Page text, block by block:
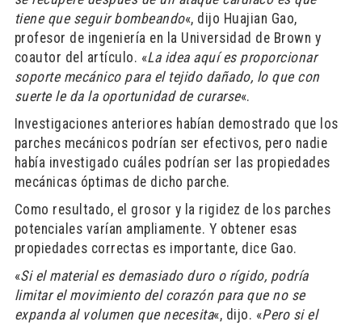
tiene que seguir bombeando«, dijo Huajian Gao,
profesor de ingeniería en la Universidad de Brown y
coautor del artículo. «La idea aquí es proporcionar
soporte mecánico para el tejido dañado, lo que con
suerte le da la oportunidad de curarse«.
Investigaciones anteriores habían demostrado que los
parches mecánicos podrían ser efectivos, pero nadie
había investigado cuáles podrían ser las propiedades
mecánicas óptimas de dicho parche.
Como resultado, el grosor y la rigidez de los parches
potenciales varían ampliamente. Y obtener esas
propiedades correctas es importante, dice Gao.
«Si el material es demasiado duro o rígido, podría
limitar el movimiento del corazón para que no se
expanda al volumen que necesita«, dijo. «Pero si el